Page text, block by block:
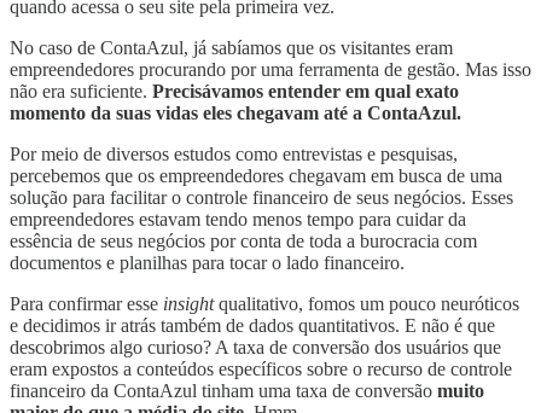
quando acessa o seu site pela primeira vez.
No caso de ContaAzul, já sabíamos que os visitantes eram
empreendedores procurando por uma ferramenta de gestão. Mas isso
não era suficiente. Precisávamos entender em qual exato
momento da suas vidas eles chegavam até a ContaAzul.
Por meio de diversos estudos como entrevistas e pesquisas,
percebemos que os empreendedores chegavam em busca de uma
solução para facilitar o controle financeiro de seus negócios. Esses
empreendedores estavam tendo menos tempo para cuidar da
essência de seus negócios por conta de toda a burocracia com
documentos e planilhas para tocar o lado financeiro.
Para confirmar esse insightqualitativo, fomos um pouco neuróticos
e decidimos ir atrás também de dados quantitativos. E não é que
descobrimos algo curioso? A taxa de conversão dos usuários que
eram expostos a conteúdos específicos sobre o recurso de controle
financeiro da ContaAzul tinham uma taxa de conversão muito